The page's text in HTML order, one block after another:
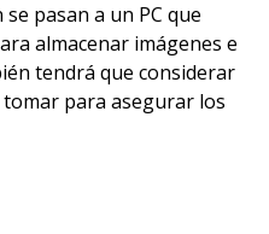
pasan a un PC que
almacenar imágenes e
tendrá que considerar
para asegurar los